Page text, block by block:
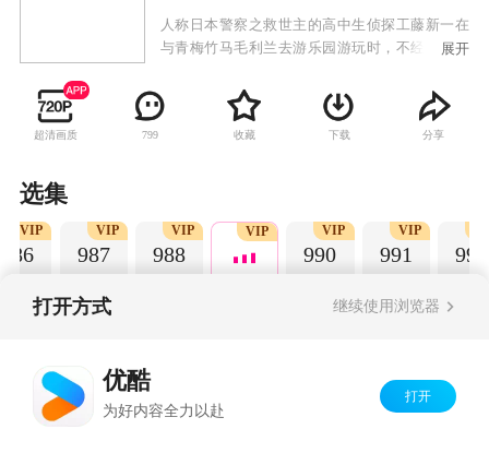
人称日本警察之救世主的高中生侦探工藤新一在
与青梅竹马毛利兰去游乐园游玩时，不经意中发
踪，并目睹了黑衣人正在进行可疑交易。不料，
却被另一名黑衣人在背后击晕，被强行灌下一种
名为APTX-4869的毒药，致使身体变小。为了在
为“江户川柯南”，并寄住在毛利兰的家中。作为
侦探，柯南实在看不下去毛利小五郎经常做的一
些“发育不良”的错误推理，便帮助毛利小五郎破
展开
超清画质 799 收藏 下载 分享
选集
986
VIP
987
VIP
988
VIP VIP
990
VIP
991
VIP
992
打开方式 继续使用浏览器
优酷
为好内容全力以赴
打开